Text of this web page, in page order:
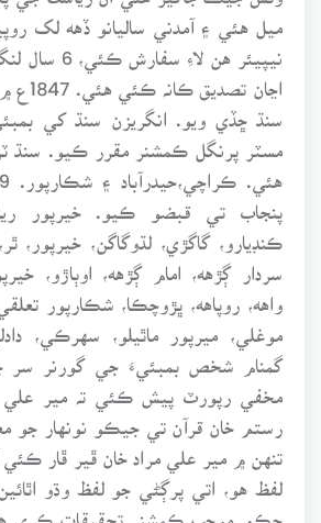
ميل هئي ۽ آمدني ساليانو ڏهه لک
نيپيئر هن لاءِ
اڃان
سنڌ ڇڏي ويو. انگريزن سنڌ کي
مسٽر پرنگل ڪمشنر مقرر ڪيو. سنڌ
پنجاب تي قبضو ڪيو. خيرپور
ڪنڊيارو، گاگڙي، لڌوگاگن، خيرپور،
سردار ڳڙهه، امام ڳڙهه، اوٻاڙو،
واهه، روپاهه، ڀڙوچڪا، شڪارپور
موغلي، ميرپور ماٿيلو، سهرڪي،
گمنام شخص بمبئيءَ جي گورنر سر
مخفي رپورٽ پيش ڪئي تہ مير علي
رستم خان قرآن تي جيڪو نونهار جو
تنهن ۾ مير علي مراد خان ڦير ڦار
لفظ هو، اتي پرڳڻي جو لفظ وڌو
حڪم موجب ڪمشنر تحقيقات ڪري